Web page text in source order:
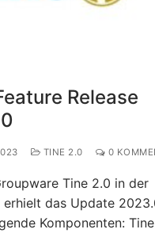
Release
TINE 2.0 0
Tine 2.0 in der
das Update
Komponenten: